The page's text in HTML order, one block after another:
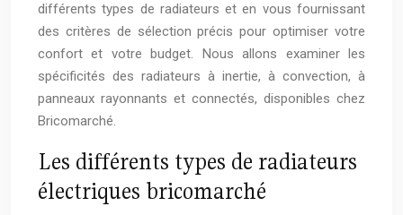
différents types de radiateurs et en vous fournissant
des critères de sélection précis pour optimiser votre
confort et votre budget. Nous allons examiner les
spécificités des radiateurs à inertie, à convection, à
panneaux rayonnants et connectés, disponibles chez
Bricomarché.
Les différents types de radiateurs
électriques bricomarché